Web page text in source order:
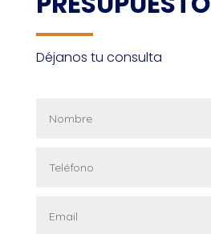
Déjanos tu consulta